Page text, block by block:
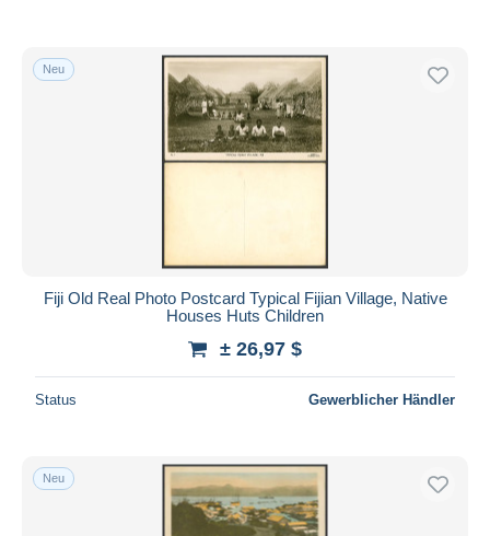
Neu
Fiji Old Real Photo Postcard Typical Fijian Village, Native
Houses Huts Children
± 26,97 $
Status Gewerblicher Händler
Neu